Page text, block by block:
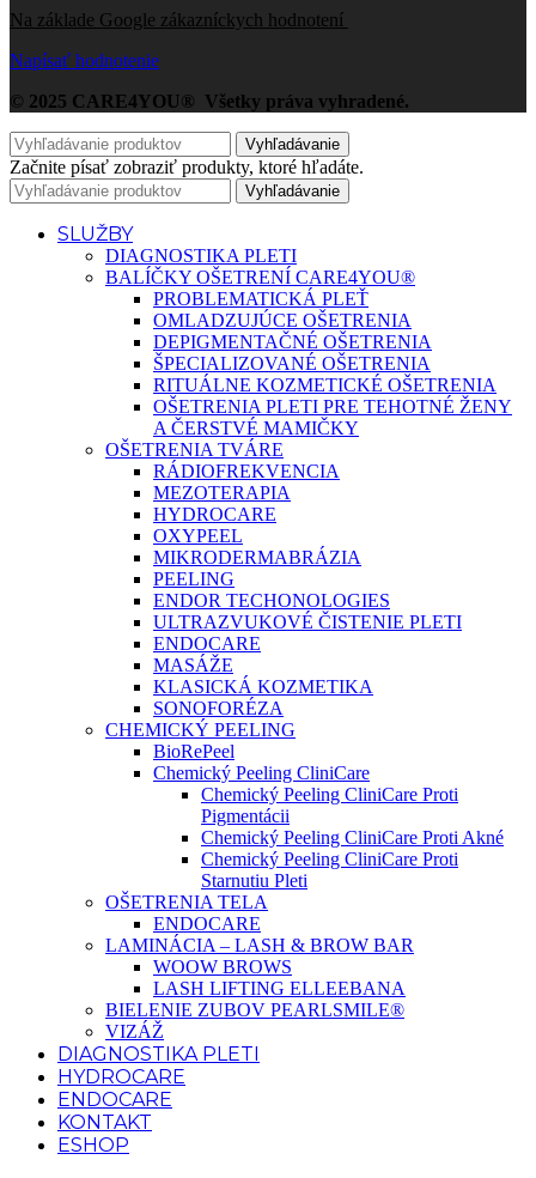
Na základe Google zákazníckych hodnotení
Napísať hodnotenie
© 2025 CARE4YOU® Všetky práva vyhradené.
Vyhľadávanie
Začnite písať zobraziť produkty, ktoré hľadáte.
Vyhľadávanie
SLUŽBY
DIAGNOSTIKA PLETI
BALÍČKY OŠETRENÍ CARE4YOU®
PROBLEMATICKÁ PLEŤ
OMLADZUJÚCE OŠETRENIA
DEPIGMENTAČNÉ OŠETRENIA
ŠPECIALIZOVANÉ OŠETRENIA
RITUÁLNE KOZMETICKÉ OŠETRENIA
OŠETRENIA PLETI PRE TEHOTNÉ ŽENY
A ČERSTVÉ MAMIČKY
OŠETRENIA TVÁRE
RÁDIOFREKVENCIA
MEZOTERAPIA
HYDROCARE
OXYPEEL
MIKRODERMABRÁZIA
PEELING
ENDOR TECHONOLOGIES
ULTRAZVUKOVÉ ČISTENIE PLETI
ENDOCARE
MASÁŽE
KLASICKÁ KOZMETIKA
SONOFORÉZA
CHEMICKÝ PEELING
BioRePeel
Chemický Peeling CliniCare
Chemický Peeling CliniCare Proti
Pigmentácii
Chemický Peeling CliniCare Proti Akné
Chemický Peeling CliniCare Proti
Starnutiu Pleti
OŠETRENIA TELA
ENDOCARE
LAMINÁCIA – LASH & BROW BAR
WOOW BROWS
LASH LIFTING ELLEEBANA
BIELENIE ZUBOV PEARLSMILE®
VIZÁŽ
DIAGNOSTIKA PLETI
HYDROCARE
ENDOCARE
KONTAKT
ESHOP